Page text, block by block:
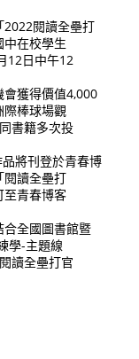
2022閱讀全壘打
在校學生
12日中午12
獲得價值4,000
際棒球場觀
書籍多次投
將刊登於青春博
閱讀全壘打
至青春博客
合全國圖書館暨
學-主題線
讀全壘打官